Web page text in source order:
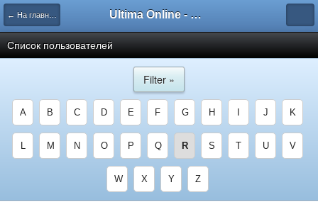
← На главную Ultima Online - Форум Русского сообщества игры
Список пользователей
Filter »
A B C D E F G H J K
L M N O P Q R S T U V
W X Y Z